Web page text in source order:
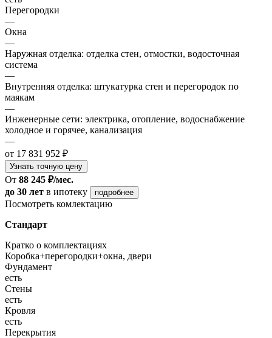
Перегородки
—
Окна
—
Наружная отделка: отделка стен, отмостки, водосточная
система
—
Внутренняя отделка: штукатурка стен и перегородок по
маякам
—
Инженерные сети: электрика, отопление, водоснабжение
холодное и горячее, канализация
—
от 17 831 952 ₽
Узнать точную цену
От 88 245 ₽/мес.
до 30 лет в ипотеку подробнее
Посмотреть комлектацию
Стандарт
Кратко о комплектациях
Коробка+перегородки+окна, двери
Фундамент
есть
Стены
есть
Кровля
есть
Перекрытия